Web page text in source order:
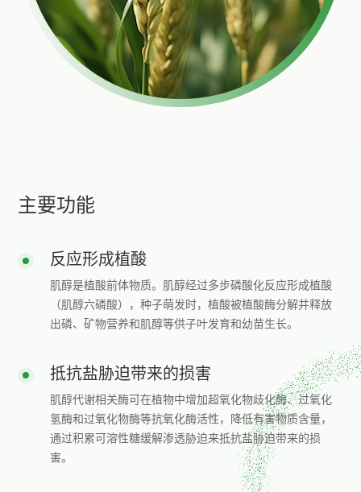
主要功能
反应形成植酸
肌醇是植酸前体物质。肌醇经过多步磷酸化反应形成植酸
（肌醇六磷酸），种子萌发时，植酸被植酸酶分解并释放
出磷、矿物营养和肌醇等供子叶发育和幼苗生长。
抵抗盐胁迫带来的损害
肌醇代谢相关酶可在植物中增加超氧化物歧化酶、过氧化
氢酶和过氧化物酶等抗氧化酶活性，降低有害物质含量，
通过积累可溶性糖缓解渗透胁迫来抵抗盐胁迫带来的损
害。